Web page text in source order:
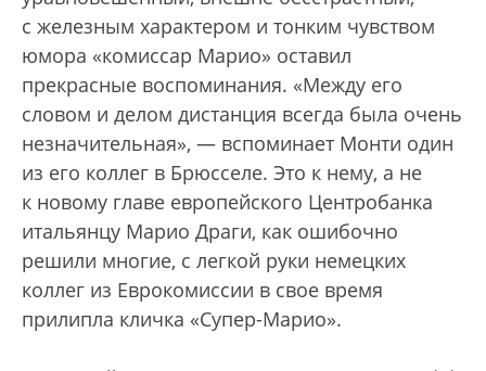
с железным характером и тонким чувством
юмора «комиссар Марио» оставил
прекрасные воспоминания. «Между его
словом и делом дистанция всегда была очень
незначительная», — вспоминает Монти один
из его коллег в Брюсселе. Это к нему, а не
к новому главе европейского Центробанка
итальянцу Марио Драги, как ошибочно
решили многие, с легкой руки немецких
коллег из Еврокомиссии в свое время
прилипла кличка «Супер-Марио».